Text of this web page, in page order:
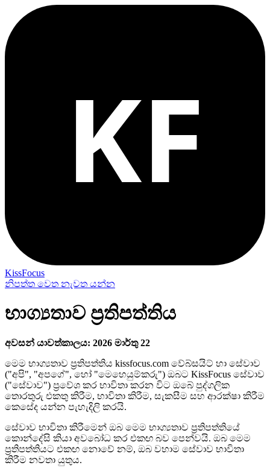
KissFocus
නිපත්ත වෙත නැවත යන්න
භාග්‍යතාව ප්‍රතිපත්තිය
අවසන් යාවත්කාලය: 2026 මාර්තු 22
මෙම භාග්‍යතාව ප්‍රතිපත්තිය kissfocus.com වේබ්සයිට් හා සේවාව
("අපි", "අපගේ", හෝ "මෙහෙයුම්කරු") ඔබට KissFocus සේවාව
("සේවාව") ප්‍රවේශ කර භාවිතා කරන විට ඔබේ පුද්ගලික
තොරතුරු එකතු කිරීම, භාවිතා කිරීම, සැකසීම සහ ආරක්ෂා කිරීම
කෙසේද යන්න පැහැදිලි කරයි.
සේවාව භාවිතා කිරීමෙන් ඔබ මෙම භාග්‍යතාව ප්‍රතිපත්තියේ
කොන්දේසි කියා අවබෝධ කර එකඟ බව පෙන්වයි. ඔබ මෙම
ප්‍රතිපත්තියට එකඟ නොවේ නම්, ඔබ වහාම සේවාව භාවිතා
කිරීම නවතා යුතුය.